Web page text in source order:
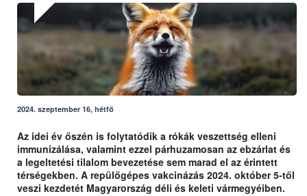
2024. szeptember 16, hétfő
Az idei év őszén is folytatódik a rókák veszettség elleni
immunizálása, valamint ezzel párhuzamosan az ebzárlat és
a legeltetési tilalom bevezetése sem marad el az érintett
térségekben. A repülőgépes vakcinázás 2024. október 5-től
veszi kezdetét Magyarország déli és keleti vármegyéiben.